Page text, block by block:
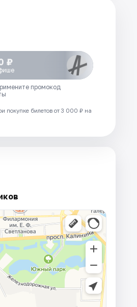
₽
промокод
покупке билетов от 3 000 ₽ на